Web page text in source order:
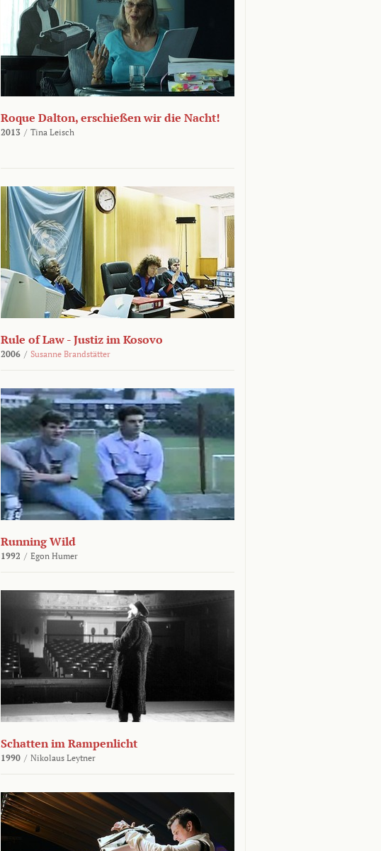
Roque Dalton, erschießen wir die Nacht!
2013 / Tina Leisch
Rule of Law - Justiz im Kosovo
2006 / Susanne Brandstätter
Running Wild
1992 / Egon Humer
Schatten im Rampenlicht
1990 / Nikolaus Leytner